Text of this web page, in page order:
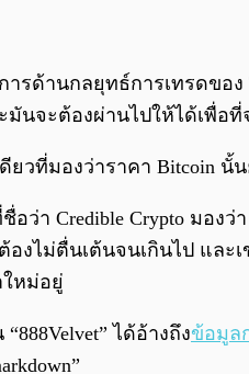
ารด้านกลยุทธ์การเทรดขอ
มันจะต้องผ่านไปให้ได้เพื่อ
ยวที่มองว่าราคา Bitcoin นั้
อว่า Credible Crypto มอง
งไม่ตื่นเต้นจนเกินไป และ
หม่อยู่
ได้อ้างถึงข้อมูล